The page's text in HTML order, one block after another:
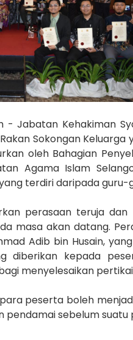
- Jabatan Kehakiman
Sokongan
oleh Bahagian
Agama Islam
terdiri daripada guru-
perasaan teruja
masa akan datang.
Adib bin Husain,
diberikan kepada
menyelesaikan
peserta boleh
pendamai sebelum